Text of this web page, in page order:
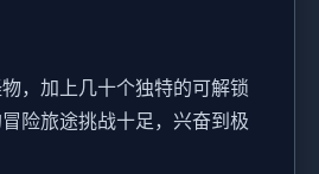
，加上几十个独特的可解锁
险旅途挑战十足，兴奋到极